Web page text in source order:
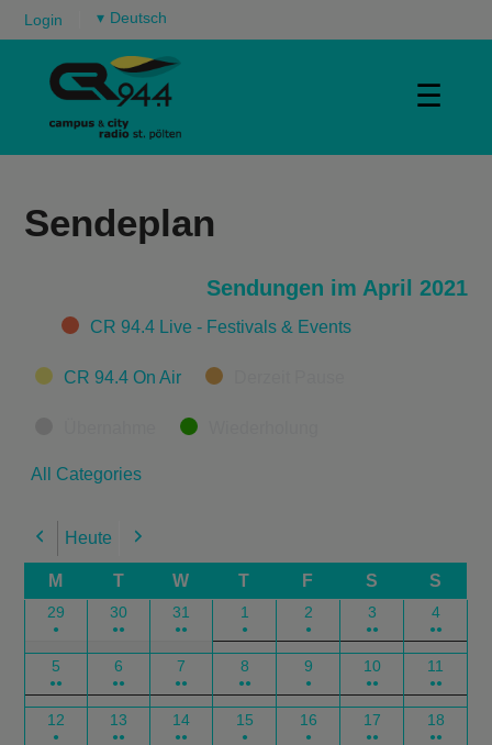
Login ▾
☰
Sendeplan
Sendungen im April 2021
CategoriesCR 94.4 Live - Festivals & Events
CR 94.4 On Air
All Categories
Previous
Heute Next
M T W T F S S
29
●
30
●●
31
●●
1
●
2
●
3
●●
4
●●
5
●●
6
●●
7
●●
8
●●
9
●
10
●●
11
●●
12
●
13
●●
14
●●
15
●
16
●
17
●●
18
●●